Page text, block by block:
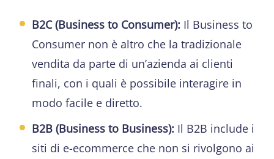
B2C (Business to Consumer): Il Business to
Consumer non è altro che la tradizionale
vendita da parte di un’azienda ai clienti
finali, con i quali è possibile interagire in
modo facile e diretto.
B2B (Business to Business): Il B2B include i
siti di e-ecommerce che non si rivolgono ai